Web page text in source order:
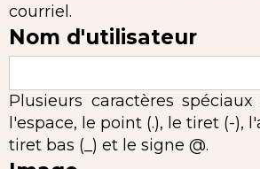
courriel.
Nom d'utilisateur
Plusieurs caractères
l'espace, le point (.), le tiret (-),
tiret bas (_) et le signe @.